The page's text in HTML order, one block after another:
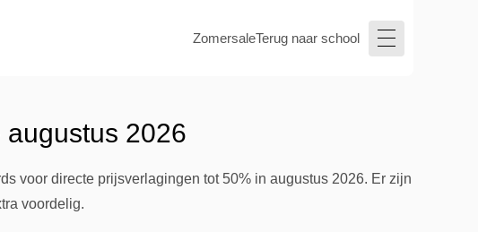
ZomersaleTerug naar school
2026
voor directe prijsverlagingen tot 50% in augustus 2026. Er zijn
voordelig.